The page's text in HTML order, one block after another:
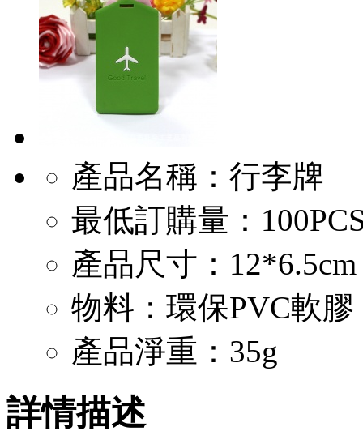
產品名稱：行李牌
最低訂購量：
產品尺寸：12*6.5cm
物料：環保PVC軟膠
產品淨重：35g
詳情描述